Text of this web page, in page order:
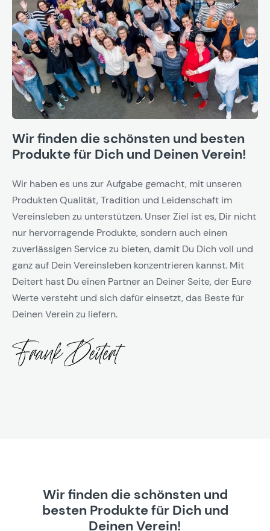
Wir finden die schönsten und besten
Produkte für Dich und Deinen Verein!
Wir haben es uns zur Aufgabe gemacht, mit unseren
Produkten Qualität, Tradition und Leidenschaft im
Vereinsleben zu unterstützen. Unser Ziel ist es, Dir nicht
nur hervorragende Produkte, sondern auch einen
zuverlässigen Service zu bieten, damit Du Dich voll und
ganz auf Dein Vereinsleben konzentrieren kannst. Mit
Deitert hast Du einen Partner an Deiner Seite, der Eure
Werte versteht und sich dafür einsetzt, das Beste für
Deinen Verein zu liefern.
Wir finden die schönsten und
besten Produkte für Dich und
Deinen Verein!